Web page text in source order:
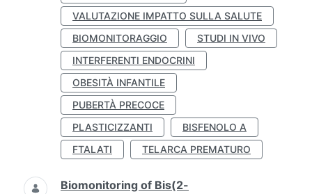
VALUTAZIONE IMPATTO SULLA SALUTE
BIOMONITORAGGIO
STUDI IN VIVO
INTERFERENTI ENDOCRINI
OBESITÀ INFANTILE
PUBERTÀ PRECOCE
PLASTICIZZANTI
BISFENOLO A
FTALATI
TELARCA PREMATURO
Biomonitoring of Bis(2-